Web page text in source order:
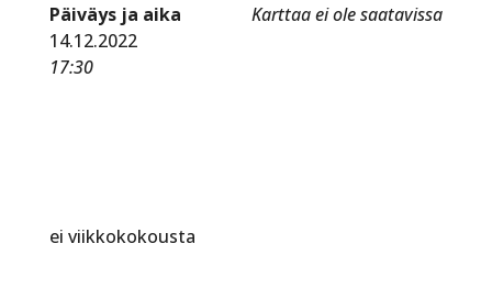
Karttaa ei ole saatavissa
Päiväys ja aika
14.12.2022
17:30
ei viikkokokousta